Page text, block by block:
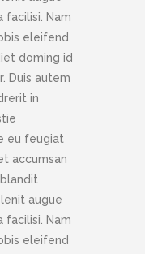
facilisi. Nam
eleifend
doming id
Duis autem
in
eu feugiat
accumsan
augue
facilisi. Nam
eleifend